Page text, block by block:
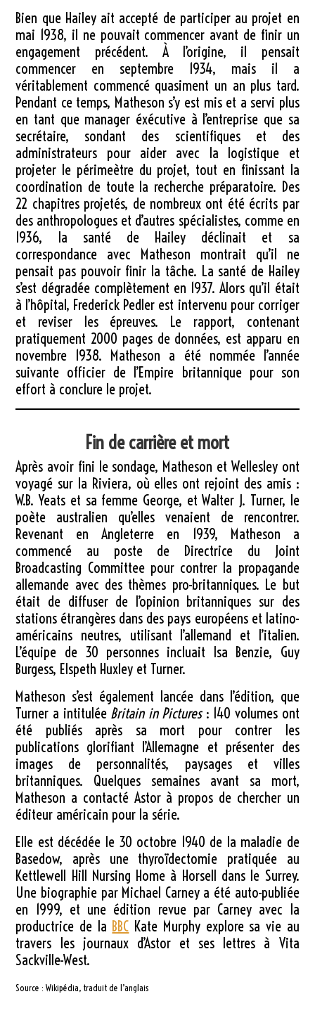
Bien que Hailey ait accepté de participer au projet en
mai 1938, il ne pouvait commencer avant de finir un
engagement précédent. À l’origine, il pensait
commencer en septembre 1934, mais il a
véritablement commencé quasiment un an plus tard.
Pendant ce temps, Matheson s’y est mis et a servi plus
en tant que manager éxécutive à l’entreprise que sa
secrétaire, sondant des scientifiques et des
administrateurs pour aider avec la logistique et
projeter le périmeètre du projet, tout en finissant la
coordination de toute la recherche préparatoire. Des
22 chapitres projetés, de nombreux ont été écrits par
des anthropologues et d’autres spécialistes, comme en
1936, la santé de Hailey déclinait et sa
correspondance avec Matheson montrait qu’il ne
pensait pas pouvoir finir la tâche. La santé de Hailey
s’est dégradée complètement en 1937. Alors qu’il était
à l’hôpital, Frederick Pedler est intervenu pour corriger
et reviser les épreuves. Le rapport, contenant
pratiquement 2000 pages de données, est apparu en
novembre 1938. Matheson a été nommée l’année
suivante officier de l’Empire britannique pour son
effort à conclure le projet.
Fin de carrière et mort
Après avoir fini le sondage, Matheson et Wellesley ont
voyagé sur la Riviera, où elles ont rejoint des amis :
W.B. Yeats et sa femme George, et Walter J. Turner, le
poète australien qu’elles venaient de rencontrer.
Revenant en Angleterre en 1939, Matheson a
commencé au poste de Directrice du Joint
Broadcasting Committee pour contrer la propagande
allemande avec des thèmes pro-britanniques. Le but
était de diffuser de l’opinion britanniques sur des
stations étrangères dans des pays européens et latino-
américains neutres, utilisant l’allemand et l’italien.
L’équipe de 30 personnes incluait Isa Benzie, Guy
Burgess, Elspeth Huxley et Turner.
Matheson s’est également lancée dans l’édition, que
Turner a intitulée Britain in Pictures: 140 volumes ont
été publiés après sa mort pour contrer les
publications glorifiant l’Allemagne et présenter des
images de personnalités, paysages et villes
britanniques. Quelques semaines avant sa mort,
Matheson a contacté Astor à propos de chercher un
éditeur américain pour la série.
Elle est décédée le 30 octobre 1940 de la maladie de
Basedow, après une thyroïdectomie pratiquée au
Kettlewell Hill Nursing Home à Horsell dans le Surrey.
Une biographie par Michael Carney a été auto-publiée
en 1999, et une édition revue par Carney avec la
productrice de la BBC Kate Murphy explore sa vie au
travers les journaux d’Astor et ses lettres à Vita
Sackville-West.
Source : Wikipédia, traduit de l’anglais